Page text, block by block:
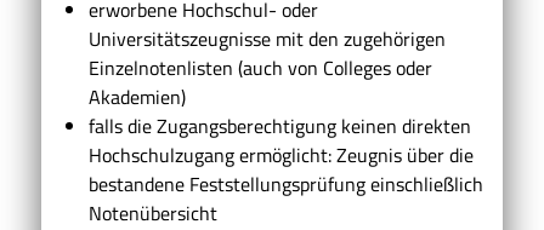
erworbene Hochschul- oder
Universitätszeugnisse mit den zugehörigen
Einzelnotenlisten (auch von Colleges oder
Akademien)
falls die Zugangsberechtigung keinen direkten
Hochschulzugang ermöglicht: Zeugnis über die
bestandene Feststellungsprüfung einschließlich
Notenübersicht